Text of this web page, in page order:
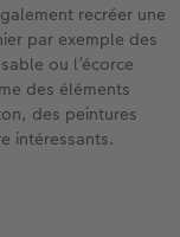
recréer une
par exemple des
ou l’écorce
des éléments
des peintures
intéressants.